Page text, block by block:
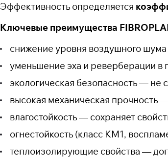
Эффективность определяется
Ключевые преимущества
снижение уровня воздушного
уменьшение эха и реверберации
экологическая безопасность —
высокая механическая прочность
влагостойкость — сохраняет
огнестойкость (класс КМ1,
теплоизолирующие свойства —